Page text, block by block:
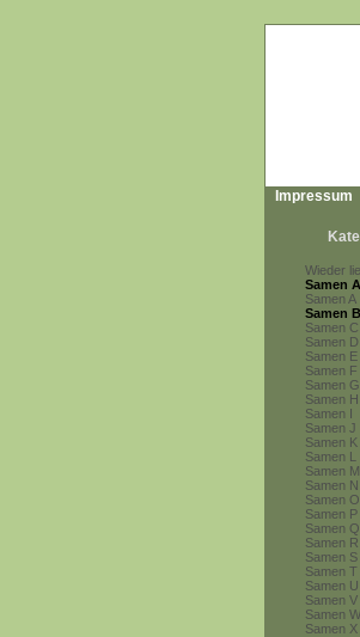
Impressum
Wieder
Samen
Samen A
Samen B
Samen C
Samen D
Samen E
Samen F
Samen G
Samen H
Samen I
Samen J
Samen K
Samen L
Samen M
Samen N
Samen O
Samen P
Samen Q
Samen R
Samen S
Samen T
Samen U
Samen V
Samen W
Samen X